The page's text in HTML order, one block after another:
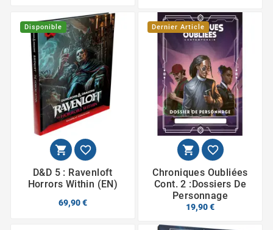
Disponible
 
D&D 5 : Ravenloft
Horrors Within (EN)
69,90 €
Dernier Article
 
Chroniques Oubliées
Cont. 2 :Dossiers De
Personnage
19,90 €